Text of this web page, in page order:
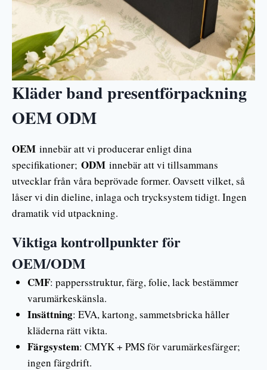
Kläder band presentförpackning
OEM ODM
OEM innebär att vi producerar enligt dina
specifikationer; ODM innebär att vi tillsammans
utvecklar från våra beprövade former. Oavsett vilket, så
låser vi din dieline, inlaga och trycksystem tidigt. Ingen
dramatik vid utpackning.
Viktiga kontrollpunkter för
OEM/ODM
CMF: pappersstruktur, färg, folie, lack bestämmer
varumärkeskänsla.
Insättning: EVA, kartong, sammetsbricka håller
kläderna rätt vikta.
Färgsystem: CMYK + PMS för varumärkesfärger;
ingen färgdrift.